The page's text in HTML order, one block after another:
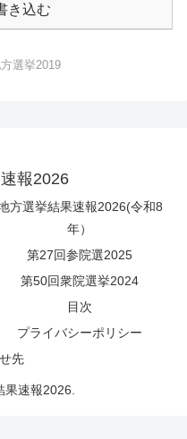
き込む
選挙2019
報2026
方選挙結果速報2026(令和8
年）
第27回参院選2025
第50回衆院選挙2024
目次
プライバシーポリシー
先
果速報2026.